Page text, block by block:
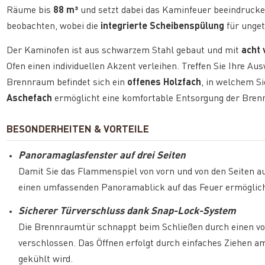
Räume bis 88 m³ und setzt dabei das Kaminfeuer
beobachten, wobei die integrierte Scheibenspülung für
Der Kaminofen ist aus schwarzem Stahl gebaut und mit acht
Ofen einen individuellen Akzent verleihen. Treffen Sie Ihre
Brennraum befindet sich ein offenes Holzfach, in welchem
Aschefach ermöglicht eine komfortable Entsorgung der
BESONDERHEITEN & VORTEILE
Panoramaglasfenster auf drei Seiten
Damit Sie das Flammenspiel von vorn und von den Seiten
einen umfassenden Panoramablick auf das Feuer
Sicherer Türverschluss dank Snap-Lock-System
Die Brennraumtür schnappt beim Schließen durch einen
verschlossen. Das Öffnen erfolgt durch einfaches Ziehen
gekühlt wird.